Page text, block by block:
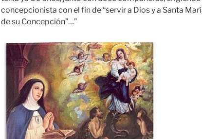
concepcionista con el fin de “servir a Dios y a Santa
de su Concepción”…”